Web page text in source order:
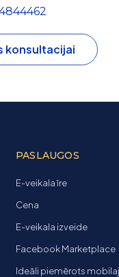
konsultacijai
PASLAUGOS
E-veikala īre
Cena
E-veikala izveide
Facebook Marketplace
Ideāli piemērots